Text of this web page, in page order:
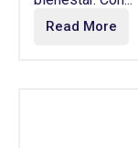
Read More